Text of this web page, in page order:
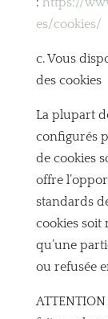
es/cookies/
c. Vous
des cookies
La plupart
configurés
de cookies
offre
standards
cookies soit
qu’une
ou refusée